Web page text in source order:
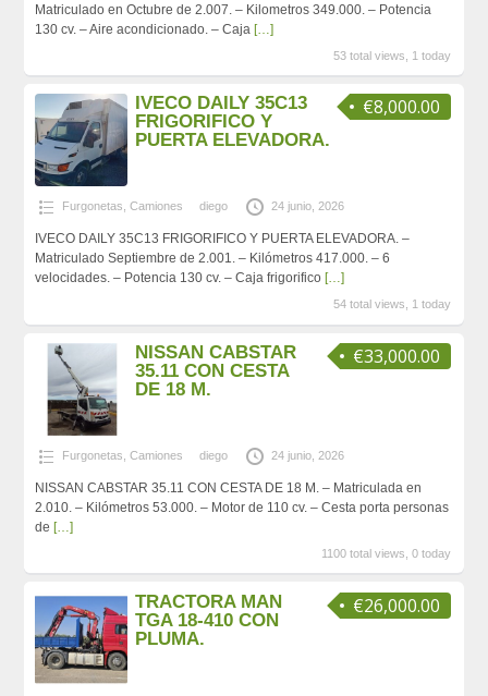
Matriculado en Octubre de 2.007. – Kilometros 349.000. – Potencia
130 cv. – Aire acondicionado. – Caja […]
53 total views, 1 today
€8,000.00
IVECO DAILY 35C13
FRIGORIFICO Y
PUERTA ELEVADORA.
Furgonetas Camiones diego 24 junio, 2026
IVECO DAILY 35C13 FRIGORIFICO Y PUERTA ELEVADORA. –
Matriculado Septiembre de 2.001. – Kilómetros 417.000. – 6
velocidades. – Potencia 130 cv. – Caja frigorifico […]
54 total views, 1 today
€33,000.00
NISSAN CABSTAR
35.11 CON CESTA
DE 18 M.
Furgonetas Camiones diego 24 junio, 2026
NISSAN CABSTAR 35.11 CON CESTA DE 18 M. – Matriculada en
2.010. – Kilómetros 53.000. – Motor de 110 cv. – Cesta porta personas
de […]
1100 total views, 0 today
€26,000.00
TRACTORA MAN
TGA 18-410 CON
PLUMA.